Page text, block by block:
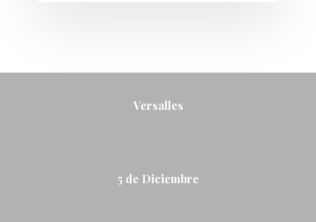
Versalles
5 de Diciembre